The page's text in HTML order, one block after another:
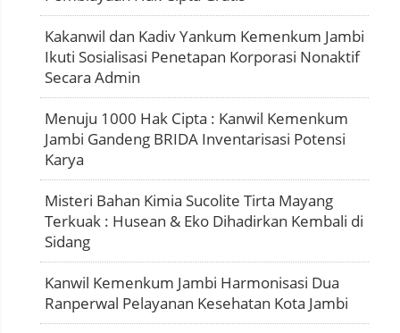
Kakanwil dan Kadiv Yankum Kemenkum Jambi
Ikuti Sosialisasi Penetapan Korporasi Nonaktif
Secara Admin
Menuju 1000 Hak Cipta : Kanwil Kemenkum
Jambi Gandeng BRIDA Inventarisasi Potensi
Karya
Misteri Bahan Kimia Sucolite Tirta Mayang
Terkuak : Husean & Eko Dihadirkan Kembali di
Sidang
Kanwil Kemenkum Jambi Harmonisasi Dua
Ranperwal Pelayanan Kesehatan Kota Jambi